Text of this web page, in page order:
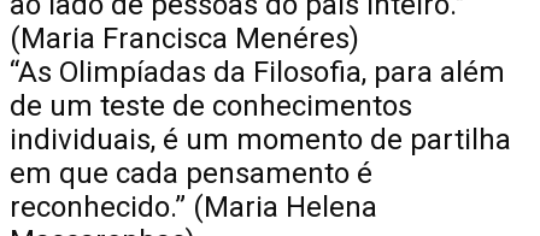
(Maria Francisca Menéres)
“As Olimpíadas da Filosofia, para além
de um teste de conhecimentos
individuais, é um momento de partilha
em que cada pensamento é
reconhecido.” (Maria Helena